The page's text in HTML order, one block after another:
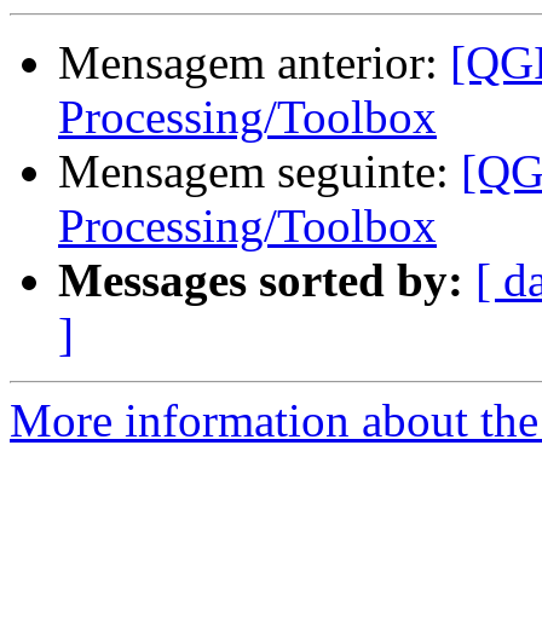
Mensagem anterior:
Processing/Toolbox
Mensagem seguinte:
Processing/Toolbox
Messages sorted by: [
]
More information about